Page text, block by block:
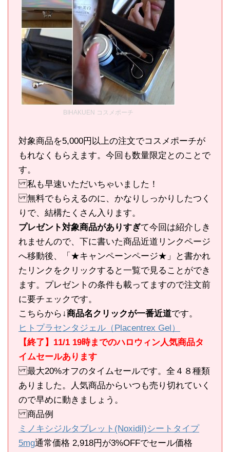
BIHAKUEN コスメポーチ
対象商品を5,000円以上の注文でコスメポーチが
もれなくもらえます。今回も数量限定とのことで
す。
私も早速いただいちゃいました！
無料でもらえるのに、かなりしっかりしたつく
りで、結構たくさん入ります。
プレゼント対象商品がありすぎて今回は紹介しき
れませんので、下に書いた商品近道リンクページ
へ移動後、「★キャンペーンページ★」と書かれ
たリンクをクリックすると一覧で見ることができ
ます。プレゼントの条件も載ってますので注文前
に要チェックです。
こちらから ↓商品名クリックが一番近道です。
ヒトプラセンタジェル（Placentrex Gel）
【終了】11/1 19時までのハロウィン人気商品タ
イムセールあります
最大20%オフのタイムセールです。全４８種類
ありました。人気商品からいつも売り切れていく
ので早めに動きましょう。
商品例
ミノキシジルタブレット(Noxidil)シートタイプ
5mg通常価格 2,918円が3%OFFでセール価格